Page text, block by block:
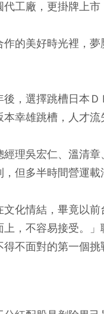
工廠，更掛牌上市
的美好時光裡，夢
，選擇跳槽日本
幸雄跳槽，人才流
理吳宏仁、溫清
但多半時間營運載
文化情結，畢竟以
，不容易接受。
不面對的第一個挑